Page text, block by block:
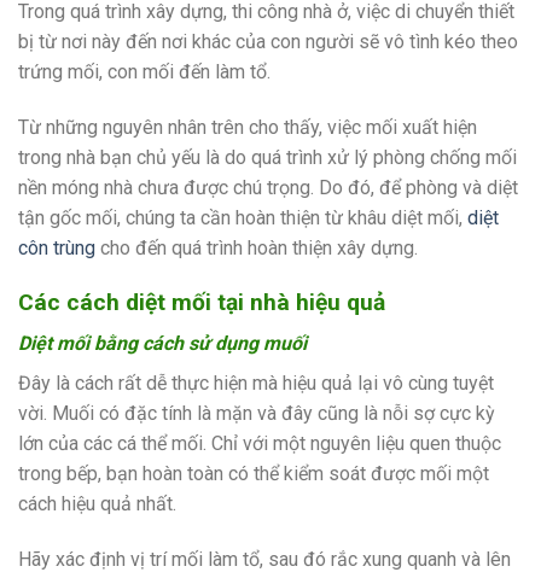
Trong quá trình xây dựng, thi công nhà ở, việc di chuyển thiết
bị từ nơi này đến nơi khác của con người sẽ vô tình kéo theo
trứng mối, con mối đến làm tổ.
Từ những nguyên nhân trên cho thấy, việc mối xuất hiện
trong nhà bạn chủ yếu là do quá trình xử lý phòng chống mối
nền móng nhà chưa được chú trọng. Do đó, để phòng và diệt
tận gốc mối, chúng ta cần hoàn thiện từ khâu diệt mối, diệt
côn trùng cho đến quá trình hoàn thiện xây dựng.
Các cách diệt mối tại nhà hiệu quả
Diệt mối bằng cách sử dụng muối
Đây là cách rất dễ thực hiện mà hiệu quả lại vô cùng tuyệt
vời. Muối có đặc tính là mặn và đây cũng là nỗi sợ cực kỳ
lớn của các cá thể mối. Chỉ với một nguyên liệu quen thuộc
trong bếp, bạn hoàn toàn có thể kiểm soát được mối một
cách hiệu quả nhất.
Hãy xác định vị trí mối làm tổ, sau đó rắc xung quanh và lên